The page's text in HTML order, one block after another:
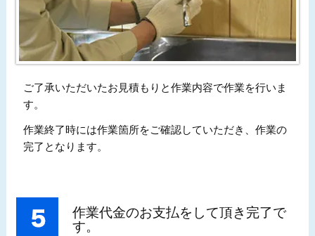
ご了承いただいたお見積もりと作業内容で作業を行いま
す。
作業終了時には作業箇所をご確認していただき、作業の
完了となります。
作業代金のお支払をして頂き完了で
す。